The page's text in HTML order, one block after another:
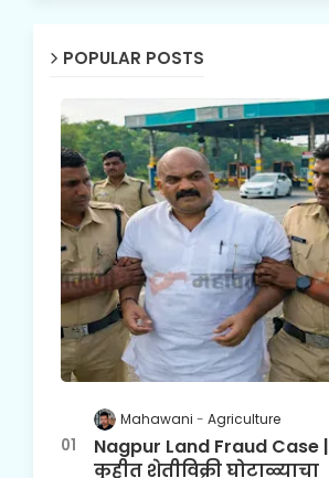
POPULAR POSTS
Mahawani Agriculture
Nagpur Land Fraud Case |
कुहीत शेतीविक्री घोटाळ्याचा